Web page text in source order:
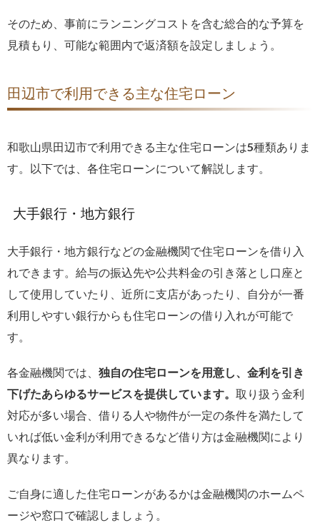
そのため、事前にランニングコストを含む総合的な予算を
見積もり、可能な範囲内で返済額を設定しましょう。
田辺市で利用できる主な住宅ローン
和歌山県田辺市で利用できる主な住宅ローンは5種類ありま
す。以下では、各住宅ローンについて解説します。
大手銀行・地方銀行
大手銀行・地方銀行などの金融機関で住宅ローンを借り入
れできます。給与の振込先や公共料金の引き落とし口座と
して使用していたり、近所に支店があったり、自分が一番
利用しやすい銀行からも住宅ローンの借り入れが可能で
す。
各金融機関では、 独自の住宅ローンを用意し、金利を引き
下げたあらゆるサービスを提供しています。 取り扱う金利
対応が多い場合、借りる人や物件が一定の条件を満たして
いれば低い金利が利用できるなど借り方は金融機関により
異なります。
ご自身に適した住宅ローンがあるかは金融機関のホームペ
ージや窓口で確認しましょう。